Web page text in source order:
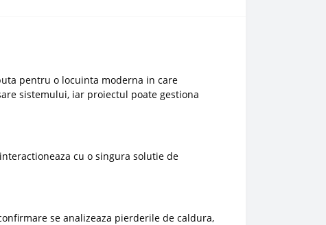
pentru o locuinta moderna in care
sistemului, iar proiectul poate gestiona
cu o singura solutie de
se analizeaza pierderile de caldura,